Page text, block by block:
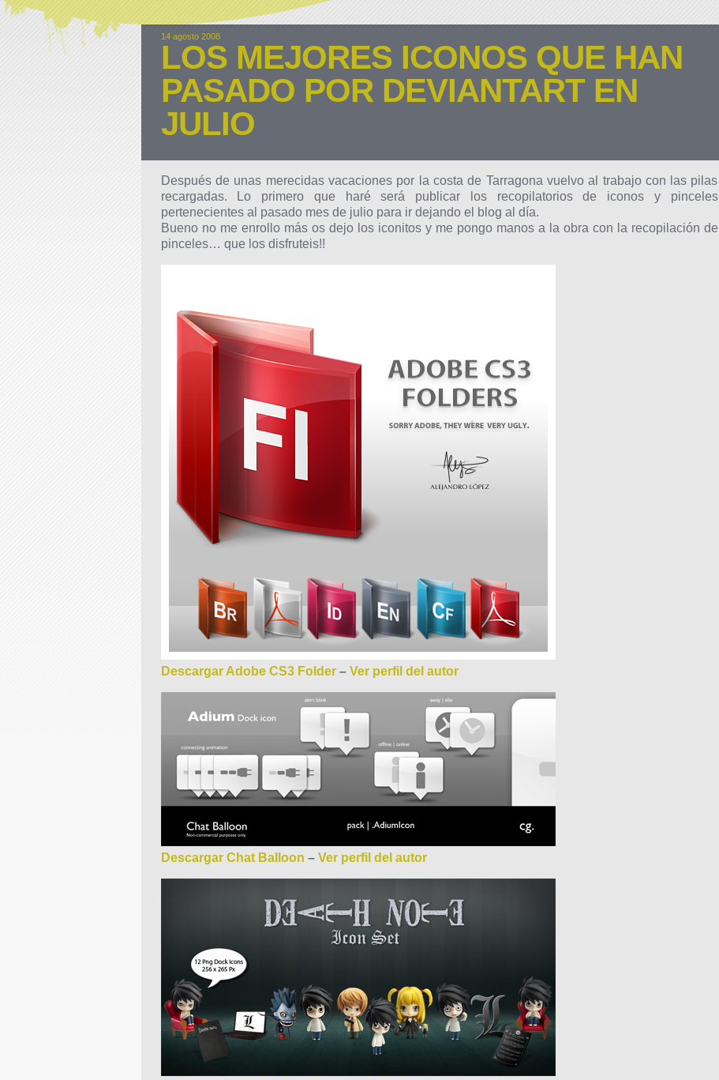
14 agosto 2008
LOS MEJORES ICONOS QUE HAN
PASADO POR DEVIANTART EN
JULIO
Después de unas merecidas vacaciones por la costa de Tarragona vuelvo al trabajo con las pilas
recargadas. Lo primero que haré será publicar los recopilatorios de iconos y pinceles
pertenecientes al pasado mes de julio para ir dejando el blog al día.
Bueno no me enrollo más os dejo los iconitos y me pongo manos a la obra con la recopilación de
pinceles… que los disfruteis!!
Descargar Adobe CS3 Folder– Ver perfil del autor
Descargar Chat Balloon – Ver perfil del autor